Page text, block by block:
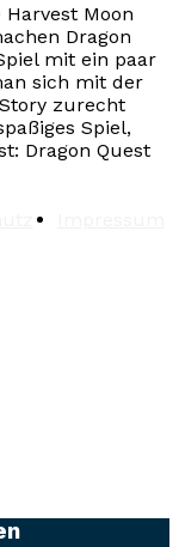
Moon
Dragon
mit ein paar
sich mit der
zurecht
Spiel,
Dragon Quest